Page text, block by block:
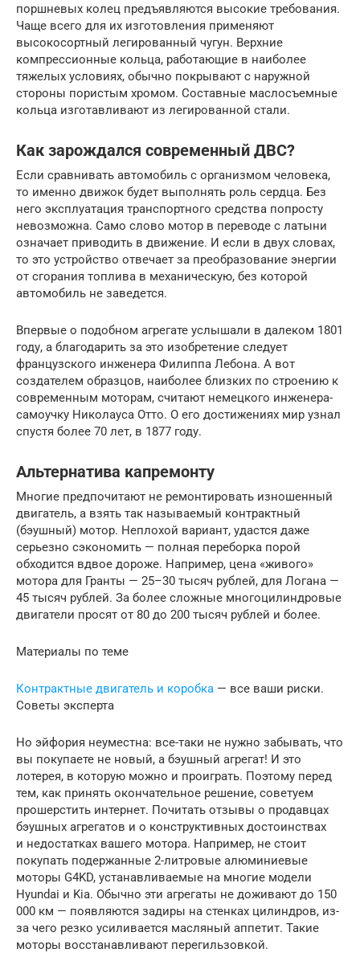
поршневых колец предъявляются высокие требования.
Чаще всего для их изготовления применяют
высокосортный легированный чугун. Верхние
компрессионные кольца, работающие в наиболее
тяжелых условиях, обычно покрывают с наружной
стороны пористым хромом. Составные маслосъемные
кольца изготавливают из легированной стали.
Как зарождался современный ДВС?
Если сравнивать автомобиль с организмом человека,
то именно движок будет выполнять роль сердца. Без
него эксплуатация транспортного средства попросту
невозможна. Само слово мотор в переводе с латыни
означает приводить в движение. И если в двух словах,
то это устройство отвечает за преобразование энергии
от сгорания топлива в механическую, без которой
автомобиль не заведется.
Впервые о подобном агрегате услышали в далеком 1801
году, а благодарить за это изобретение следует
французского инженера Филиппа Лебона. А вот
создателем образцов, наиболее близких по строению к
современным моторам, считают немецкого инженера-
самоучку Николауса Отто. О его достижениях мир узнал
спустя более 70 лет, в 1877 году.
Альтернатива капремонту
Многие предпочитают не ремонтировать изношенный
двигатель, а взять так называемый контрактный
(бэушный) мотор. Неплохой вариант, удастся даже
серьезно сэкономить — полная переборка порой
обходится вдвое дороже. Например, цена «живого»
мотора для Гранты — 25–30 тысяч рублей, для Логана —
45 тысяч рублей. За более сложные многоцилиндровые
двигатели просят ­от 80 до 200 тысяч рублей и более.
Материалы по теме
Контрактные двигатель и коробка — все ваши риски.
Советы эксперта
Но эйфория неуместна: все-таки не нужно забывать, что
вы покупаете не новый, а бэушный агрегат! И это
лотерея, в которую можно и проиграть. Поэтому перед
тем, как принять окончательное решение, советуем
прошерстить интернет. Почитать отзывы о продавцах
бэушных агрегатов и о конструктивных достоинствах
и недостатках вашего мотора. Например, не стоит
покупать подержанные 2-литровые алюминиевые
моторы G4KD, устанавливаемые на многие модели
Hyundai и Kia. Обычно эти агрегаты не доживают до 150
000 км — появляются задиры на стенках цилиндров, из-
за чего резко усиливается масляный аппетит. Такие
моторы восстанавливают перегильзовкой.